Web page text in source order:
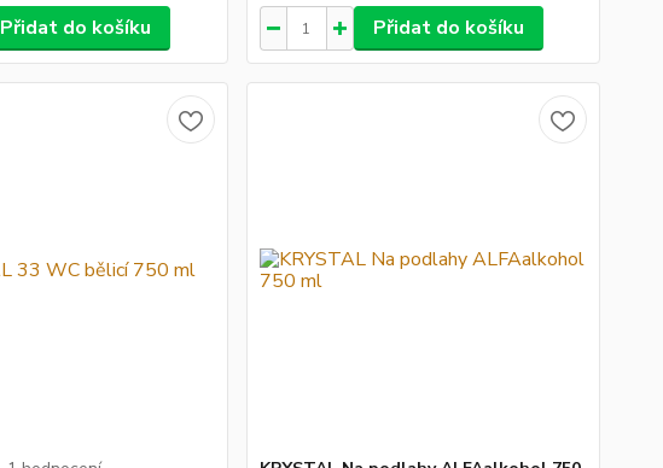
Přidat do košíku Přidat do košíku